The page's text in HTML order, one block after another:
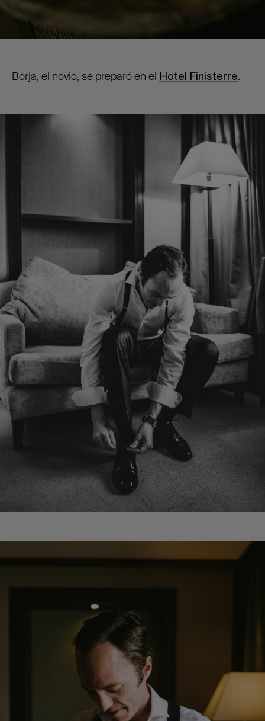
Borja, el novio, se preparó en el Hotel Finisterre.